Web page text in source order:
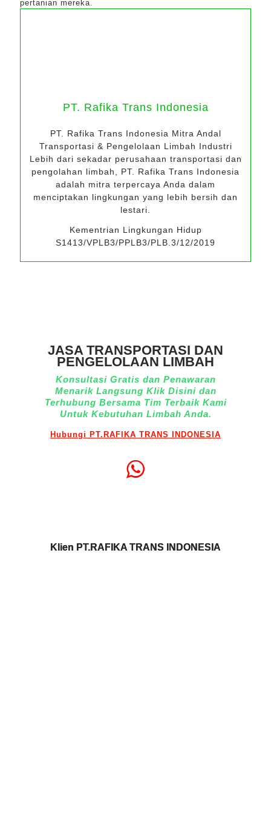
pertanian mereka.
PT. Rafika Trans Indonesia
PT. Rafika Trans Indonesia Mitra Andal
Transportasi & Pengelolaan Limbah Industri
Lebih dari sekadar perusahaan transportasi dan
pengolahan limbah, PT. Rafika Trans Indonesia
adalah mitra terpercaya Anda dalam
menciptakan lingkungan yang lebih bersih dan
lestari.
Kementrian Lingkungan Hidup
S1413/VPLB3/PPLB3/PLB.3/12/2019
JASA TRANSPORTASI DAN
PENGELOLAAN LIMBAH
Konsultasi Gratis dan Penawaran
Menarik Langsung Klik Disini dan
Terhubung Bersama Tim Terbaik Kami
Untuk Kebutuhan Limbah Anda.
Hubungi PT.RAFIKA TRANS INDONESIA
Klien PT.RAFIKA TRANS INDONESIA